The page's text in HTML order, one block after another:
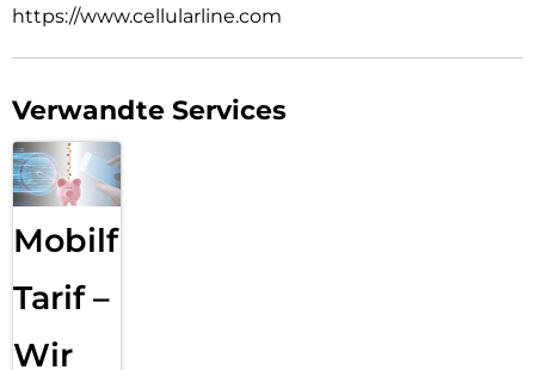
https://www.cellularline.com
Verwandte Services
Mobilfunk
Tarif –
Wir